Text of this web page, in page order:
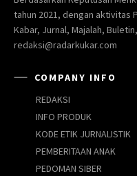
tahun 2021, dengan aktivitas
Kabar, Jurnal, Majalah,
redaksi@radarkukar.com
COMPANY INFO
REDAKSI
INFO PRODUK
KODE ETIK JURNALISTIK
PEMBERITAAN ANAK
PEDOMAN SIBER